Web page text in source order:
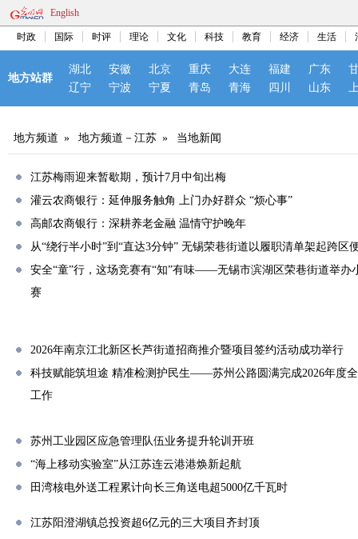
English
时政 国际 时评 理论 文化 科技 教育 经济 生活
地方站群
湖北 安徽 北京 重庆 大连 福建 广东
辽宁
宁波 宁夏 青岛 青海 四川 山东
地方频道 » 地方频道－江苏 » 当地新闻
江苏梅雨迎来暂歇期，预计7月中旬出梅
灌云农商银行：延伸服务触角 上门办好群众 “烦心事”
高邮农商银行：深耕养老金融 温情守护晚年
从“绕行半小时”到“直达3分钟” 无锡荣巷街道以履职清单架起跨区
安全“童”行，这场竞赛有“知”有味——无锡市滨湖区荣巷街道举办
赛
2026年南京江北新区长芦街道招商推介暨项目签约活动成功举行
科技赋能筑坦途 精准检测护民生——苏州公路圆满完成2026年度
工作
苏州工业园区应急管理队伍业务提升轮训开班
“海上移动实验室”从江苏连云港港焕新起航
田湾核电外送工程累计向长三角送电超5000亿千瓦时
江苏阳澄湖镇总投资超6亿元的三大项目齐封顶